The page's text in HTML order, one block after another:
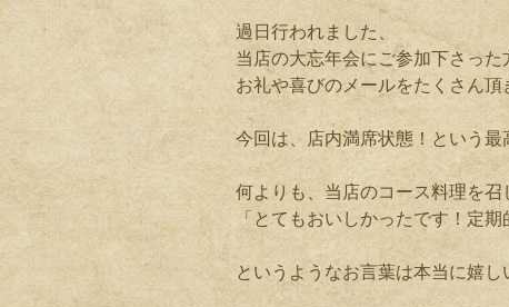
過日行われました、
当店の大忘年会にご参加下さった
お礼や喜びのメールをたくさん頂
今回は、店内満席状態！という最
何よりも、当店のコース料理を
「とてもおいしかったです！定
というようなお言葉は本当に嬉し